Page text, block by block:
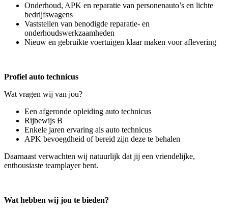
Onderhoud, APK en reparatie van personenauto’s en lichte
bedrijfswagens
Vaststellen van benodigde reparatie- en
onderhoudswerkzaamheden
Nieuw en gebruikte voertuigen klaar maken voor aflevering
Profiel auto technicus
Wat vragen wij van jou?
Een afgeronde opleiding auto technicus
Rijbewijs B
Enkele jaren ervaring als auto technicus
APK bevoegdheid of bereid zijn deze te behalen
Daarnaast verwachten wij natuurlijk dat jij een vriendelijke,
enthousiaste teamplayer bent.
Wat hebben wij jou te bieden?